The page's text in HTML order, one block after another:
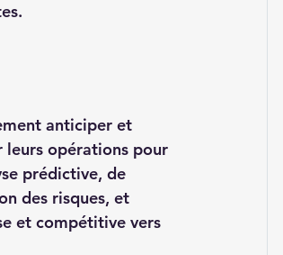
anticiper et
leurs opérations pour
prédictive, de
des risques, et
et compétitive vers